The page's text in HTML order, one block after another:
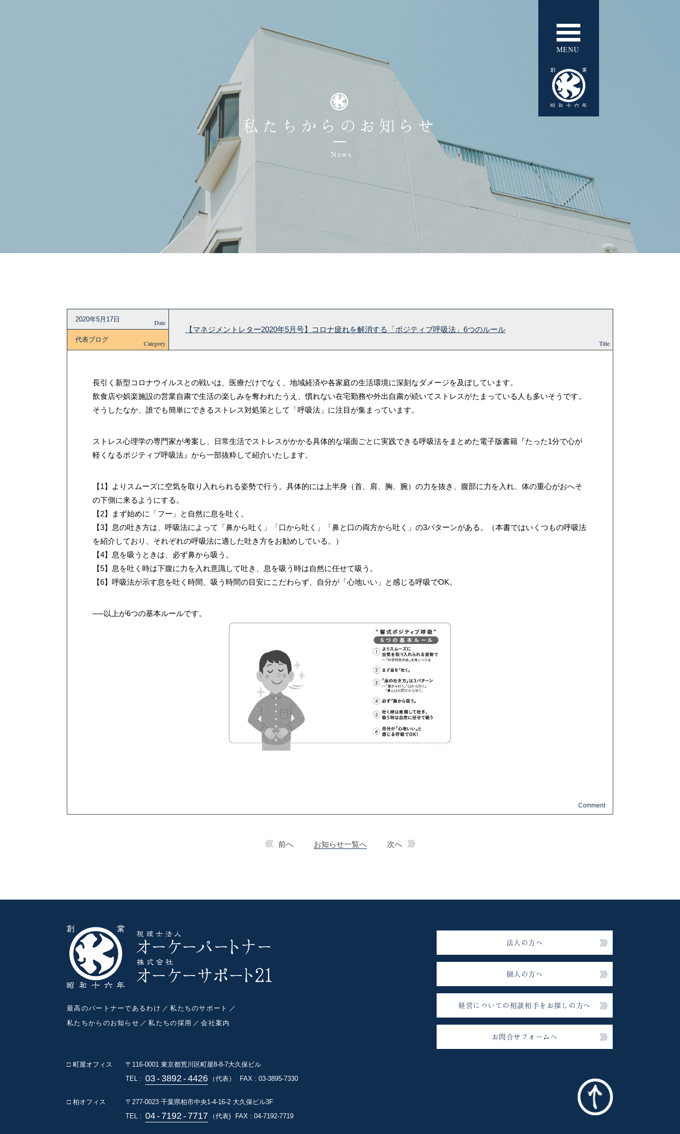
私たちからのお知らせ
News
2020年5月17日 Date
代表ブログ Category
【マネジメントレター2020年5月号】コロナ疲れを解消する「ポジティブ呼吸法」6つのルール
Title
長引く新型コロナウイルスとの戦いは、医療だけでなく、地域経済や各家庭の生活環境に深刻なダメージを及ぼしています。
飲食店や娯楽施設の営業自粛で生活の楽しみを奪われたうえ、慣れない在宅勤務や外出自粛が続いてストレスがたまっている人も多いそうです。
そうしたなか、誰でも簡単にできるストレス対処策として「呼吸法」に注目が集まっています。
ストレス心理学の専門家が考案し、日常生活でストレスがかかる具体的な場面ごとに実践できる呼吸法をまとめた電子版書籍『たった1分で心が
軽くなるポジティブ呼吸法』から一部抜粋して紹介いたします。
【1】よりスムーズに空気を取り入れられる姿勢で行う。具体的には上半身（首、肩、胸、腕）の力を抜き、腹部に力を入れ、体の重心がおへそ
の下側に来るようにする。
【2】まず始めに「フー」と自然に息を吐く。
【3】息の吐き方は、呼吸法によって「鼻から吐く」「口から吐く」「鼻と口の両方から吐く」の3パターンがある。（本書ではいくつもの呼吸法
を紹介しており、それぞれの呼吸法に適した吐き方をお勧めしている。）
【4】息を吸うときは、必ず鼻から吸う。
【5】息を吐く時は下腹に力を入れ意識して吐き、息を吸う時は自然に任せて吸う。
【6】呼吸法が示す息を吐く時間、吸う時間の目安にこだわらず、自分が「心地いい」と感じる呼吸でOK。
──以上が6つの基本ルールです。
前へ お知らせ一覧へ 次へ
最高のパートナーであるわけ
私たちのサポート
私たちからのお知らせ
私たちの採用 会社案内
法人の方へ
個人の方へ
経営についての相談相手をお探しの方へ
お問合せフォームへ
□ 町屋オフィス 〒116-0001 東京都荒川区町屋8-8-7大久保ビル
TEL : 03- 3892 -4426 （代表） FAX : 03-3895-7330
□ 柏オフィス 〒277-0023 千葉県柏市中央1-4-16-2 大久保ビル3F
TEL : 04- 7192 - 7717 （代表) FAX : 04-7192-7719